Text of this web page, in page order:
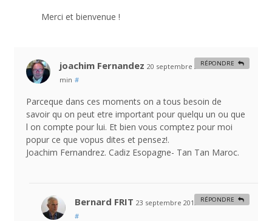
Merci et bienvenue !
joachim Fernandez 20 septembre 2013 at 21 h 10
min #
Parceque dans ces moments on a tous besoin de
savoir qu on peut etre important pour quelqu un ou que
l on compte pour lui. Et bien vous comptez pour moi
popur ce que vopus dites et pensez!.
Joachim Fernandrez. Cadiz Esopagne- Tan Tan Maroc.
RÉPONDRE
Bernard FRIT 23 septembre 2013 at 14 h 26 min
#
RÉPONDRE